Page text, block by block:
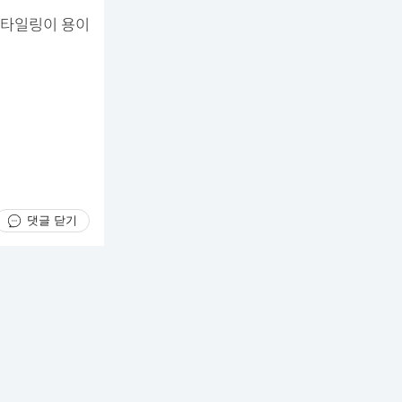
일링이 용이
댓글 닫기